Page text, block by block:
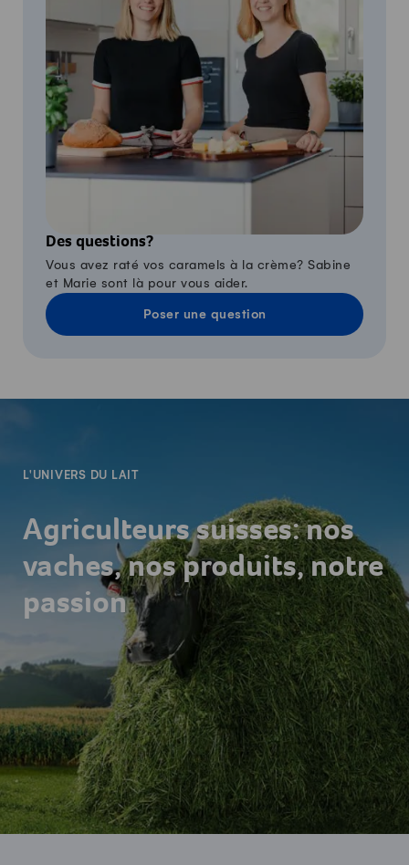
Des questions?
Vous avez raté vos caramels à la crème? Sabine
et Marie sont là pour vous aider.
Poser une question
L'UNIVERS DU LAIT
Agriculteurs suisses: nos
vaches, nos produits, notre
passion